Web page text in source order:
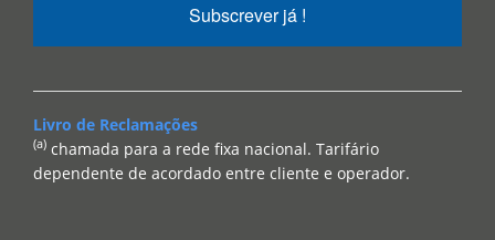
Subscrever já !
Livro de Reclamações
(a) chamada para a rede fixa nacional. Tarifário
dependente de acordado entre cliente e operador.